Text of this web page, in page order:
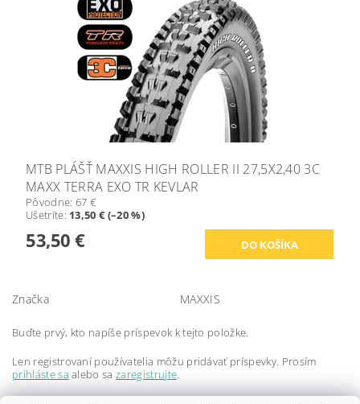
MTB PLÁŠŤ MAXXIS HIGH ROLLER II 27,5X2,40 3C
MAXX TERRA EXO TR KEVLAR
Pôvodne: 67 €
Ušetríte: 13,50 € (–20 %)
53,50 €
Značka MAXXIS
Buďte prvý, kto napíše príspevok k tejto položke.
Len registrovaní používatelia môžu pridávať príspevky. Prosím
prihláste sa alebo sazaregistrujte.